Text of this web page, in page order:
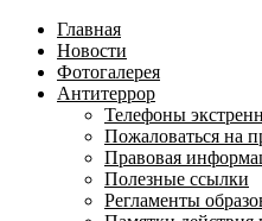
Главная
Новости
Фотогалерея
Антитеррор
Телефоны
Пожаловаться на
Правовая
Полезные ссылки
Регламенты